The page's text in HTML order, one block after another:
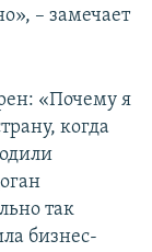
– замечает
«Почему я
когда
так
бизнес-